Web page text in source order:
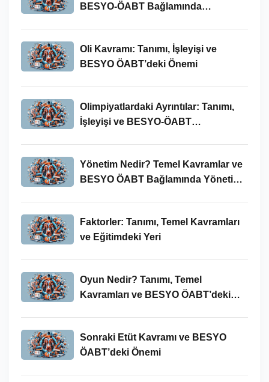
BESYO-ÖABT Bağlamında
Oli Kavramı: Tanımı, İşleyişi ve
BESYO ÖABT’deki Önemi
Olimpiyatlardaki Ayrıntılar: Tanımı,
İşleyişi ve BESYO-ÖABT
Yönetim Nedir? Temel Kavramlar ve
BESYO ÖABT Bağlamında Yönetim
Faktorler: Tanımı, Temel Kavramları
ve Eğitimdeki Yeri
Oyun Nedir? Tanımı, Temel
Kavramları ve BESYO ÖABT’deki
Sonraki Etüt Kavramı ve BESYO
ÖABT’deki Önemi